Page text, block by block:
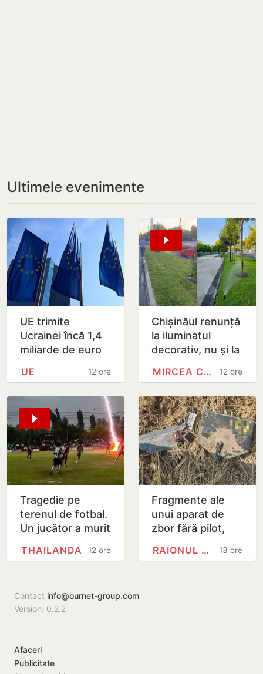
Ultimele evenimente
UE trimite
Ucrainei încă 1,4
miliarde de euro
generate de
înghețate
12 ore
UE
Chișinăul renunță
la iluminatul
decorativ, nu și la
Irigarea spațiilor
12 ore
MIRCEA CEL BĂTRÂN
Tragedie pe
terenul de fotbal.
Un jucător a murit
chiar în timpul12 ore
THAILANDA
Fragmente ale
unui aparat de
zbor fără pilot,
13 ore
RAIONUL CAHUL
Contact info@ournet-group.com
Version: 0.2.2
Afaceri
Publicitate